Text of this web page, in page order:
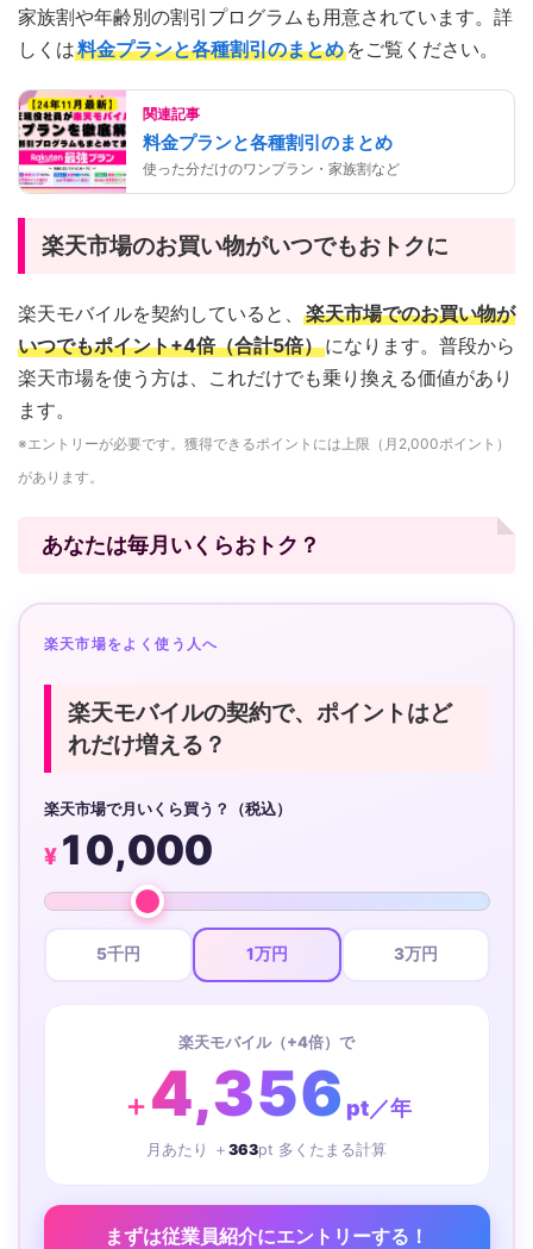
家族割や年齢別の割引プログラムも用意されています。詳
しくは料金プランと各種割引のまとめ をご覧ください。
関連記事
料金プランと各種割引のまとめ
使った分だけのワンプラン・家族割など
楽天市場のお買い物がいつでもおトクに
楽天モバイルを契約していると、 楽天市場でのお買い物が
いつでもポイント+4倍（合計5倍）になります。普段から
楽天市場を使う方は、これだけでも乗り換える価値があり
ます。
※エントリーが必要です。獲得できるポイントには上限（月2,000ポイント）
があります。
あなたは毎月いくらおトク？
楽天市場をよく使う人へ
楽天モバイルの契約で、ポイントはど
れだけ増える？
楽天市場で月いくら買う？（税込）
¥10,000
5千円 1万円 3万円
楽天モバイル（+4倍）で
＋ 4,356 pt／年
月あたり ＋ 363pt 多くたまる計算
まずは従業員紹介にエントリーする！